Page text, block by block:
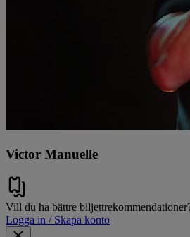
Victor Manuelle
Vill du ha bättre
Logga in / Skapa konto